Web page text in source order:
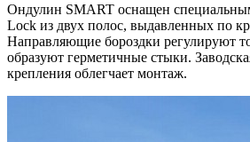
Ондулин SMART оснащен
Lock из двух полос, выдавленных по
Направляющие бороздки регулируют
образуют герметичные стыки.
крепления облегчает монтаж.